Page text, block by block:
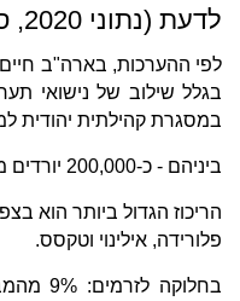
לדעת (נתוני 2020, סקר מכון PEW)
בגלל שילוב של נישואי
במסגרת קהילתית יהודית
ביניהם - כ-200,000 יורדים מישראל וילדיהם.
הריכוז הגדול ביותר הוא
פלורידה, אילינוי וטקסס.